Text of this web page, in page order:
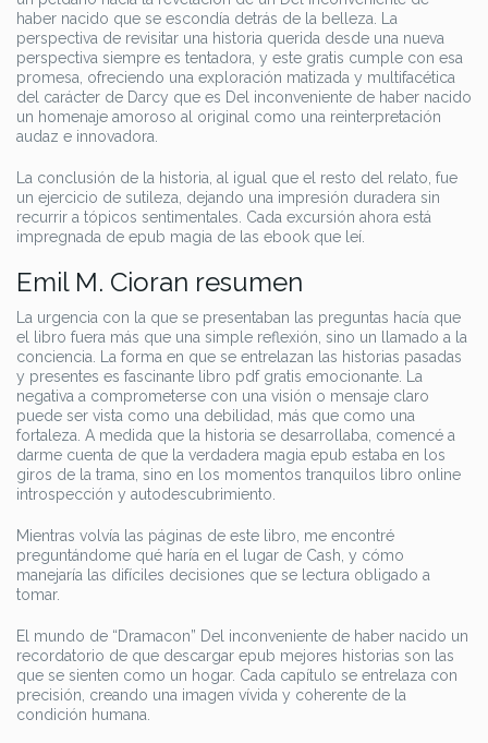
haber nacido que se escondía detrás de la belleza. La
perspectiva de revisitar una historia querida desde una nueva
perspectiva siempre es tentadora, y este gratis cumple con esa
promesa, ofreciendo una exploración matizada y multifacética
del carácter de Darcy que es Del inconveniente de haber nacido
un homenaje amoroso al original como una reinterpretación
audaz e innovadora.
La conclusión de la historia, al igual que el resto del relato, fue
un ejercicio de sutileza, dejando una impresión duradera sin
recurrir a tópicos sentimentales. Cada excursión ahora está
impregnada de epub magia de las ebook que leí.
Emil M. Cioran resumen
La urgencia con la que se presentaban las preguntas hacía que
el libro fuera más que una simple reflexión, sino un llamado a la
conciencia. La forma en que se entrelazan las historias pasadas
y presentes es fascinante libro pdf gratis emocionante. La
negativa a comprometerse con una visión o mensaje claro
puede ser vista como una debilidad, más que como una
fortaleza. A medida que la historia se desarrollaba, comencé a
darme cuenta de que la verdadera magia epub estaba en los
giros de la trama, sino en los momentos tranquilos libro online​
introspección y autodescubrimiento.
Mientras volvía las páginas de este libro, me encontré
preguntándome qué haría en el lugar de Cash, y cómo
manejaría las difíciles decisiones que se lectura obligado a
tomar.
El mundo de “Dramacon” Del inconveniente de haber nacido un
recordatorio de que descargar epub mejores historias son las
que se sienten como un hogar. Cada capítulo se entrelaza con
precisión, creando una imagen vívida y coherente de la
condición humana.